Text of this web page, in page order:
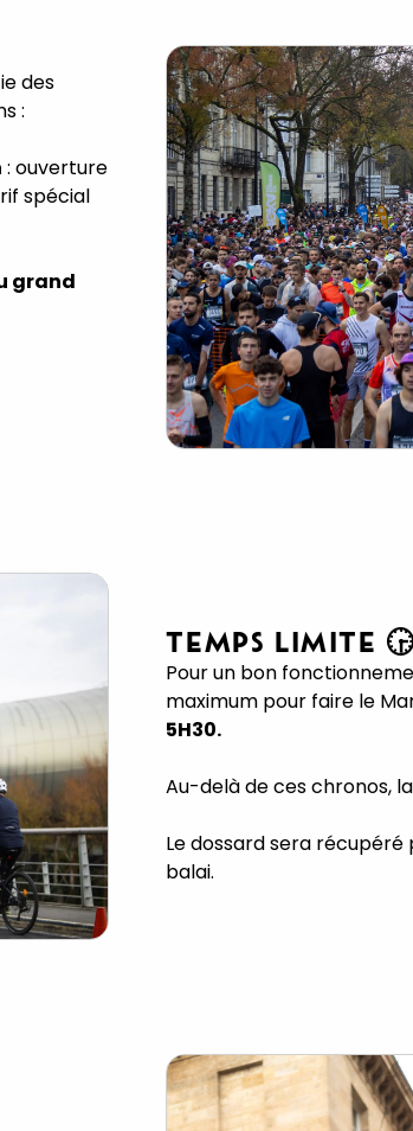
des
:
: ouverture
spécial
grand
TEMPS LIMITE 🕞
Pour un bon
maximum pour faire le
5H30.
Au-delà de ces chronos,
Le dossard sera
balai.